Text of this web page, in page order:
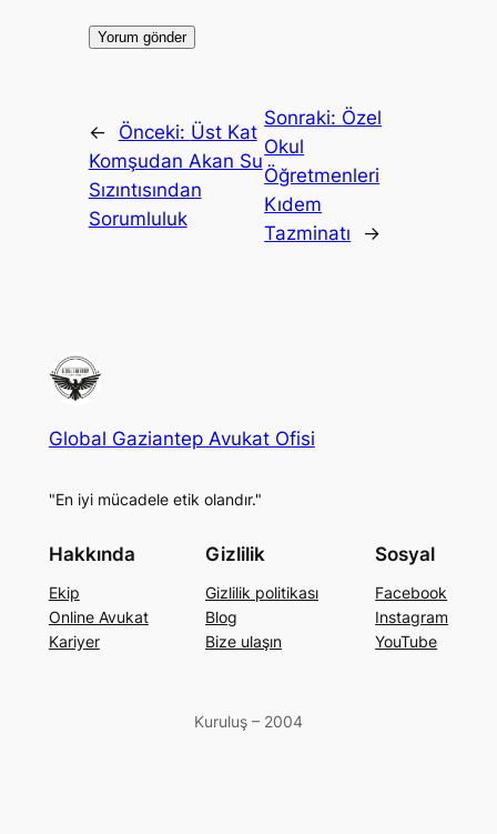
← Önceki: Üst Kat
Komşudan Akan Su
Sızıntısından
Sorumluluk
Sonraki: Özel
Okul
Öğretmenleri
Kıdem
Tazminatı
→
Global Gaziantep Avukat Ofisi
"En iyi mücadele etik olandır."
Hakkında
Ekip
Online Avukat
Kariyer
Gizlilik
Gizlilik politikası
Blog
Bize ulaşın
Sosyal
Facebook
Instagram
YouTube
Kuruluş – 2004